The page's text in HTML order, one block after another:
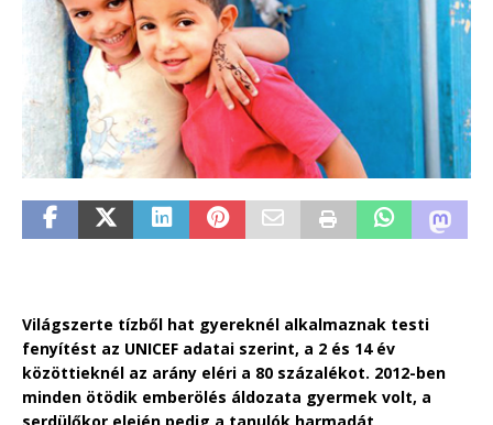
Világszerte tízből hat gyereknél alkalmaznak testi
fenyítést az UNICEF adatai szerint, a 2 és 14 év
közöttieknél az arány eléri a 80 százalékot. 2012-ben
minden ötödik emberölés áldozata gyermek volt, a